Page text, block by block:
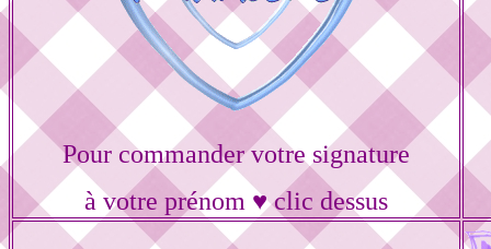
Pour commander votre signature
à votre prénom ♥ clic dessus